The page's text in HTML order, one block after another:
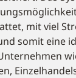
mit viel
somit eine